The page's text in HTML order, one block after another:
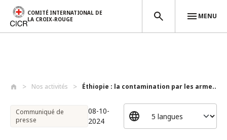
COMITÉ INTERNATIONAL DE
LA CROIX-ROUGE
MENU
Nos activités Éthiopie : la contamination par les arme...
Communiqué de
presse
08-10-
2024